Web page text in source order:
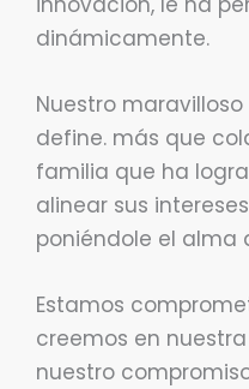
dinámicamente.
Nuestro
define. más que
familia que ha
alinear sus
poniéndole el alma
Estamos
creemos en
nuestro